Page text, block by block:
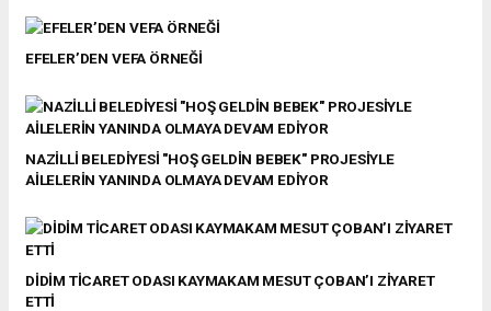
EFELER’DEN VEFA ÖRNEĞİ
NAZİLLİ BELEDİYESİ "HOŞ GELDİN BEBEK" PROJESİYLE
AİLELERİN YANINDA OLMAYA DEVAM EDİYOR
DİDİM TİCARET ODASI KAYMAKAM MESUT ÇOBAN’I ZİYARET
ETTİ